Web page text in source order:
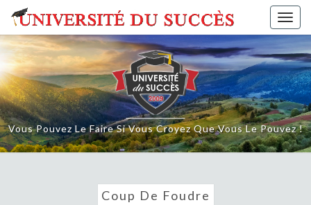
Skip
content
Vous Pouvez Le Faire Si Vous Croyez Que Vous Le Pouvez !
Coup De Foudre